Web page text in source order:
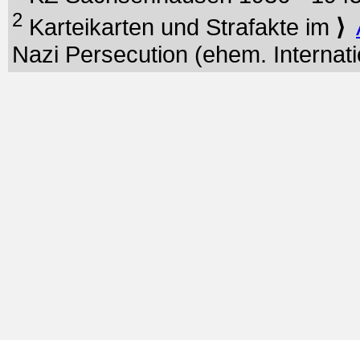
2 Karteikarten und Strafakte im ⟩
Nazi Persecution (ehem.